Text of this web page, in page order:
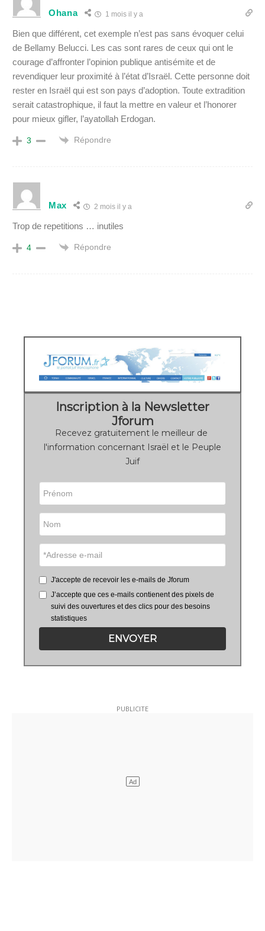
Ohana 1 mois il y a
Bien que différent, cet exemple n’est pas sans évoquer celui
de Bellamy Belucci. Les cas sont rares de ceux qui ont le
courage d’affronter l’opinion publique antisémite et de
revendiquer leur proximité à l’état d’Israël. Cette personne doit
rester en Israël qui est son pays d’adoption. Toute extradition
serait catastrophique, il faut la mettre en valeur et l’honorer
pour mieux gifler, l’ayatollah Erdogan.
3 Répondre
Max 2 mois il y a
Trop de repetitions … inutiles
4 Répondre
Inscription à la Newsletter
Jforum
Recevez gratuitement le meilleur de
l'information concernant Israël et le Peuple
Juif
J'accepte de recevoir les e-mails de Jforum
J’accepte que ces e-mails contienent des pixels de
suivi des ouvertures et des clics pour des besoins
statistiques
ENVOYER